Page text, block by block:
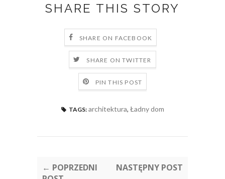
SHARE THIS STORY
SHARE ON FACEBOOK
SHARE ON TWITTER
PIN THIS POST
TAGS: architektura, Ładny dom
← POPRZEDNI
NASTĘPNY POST